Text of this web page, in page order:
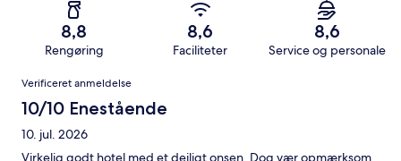
8,8
Rengøring
8,6
Faciliteter
8,6
Service og personale
Anmeldelser
Verificeret anmeldelse
10/10 Enestående
10. jul. 2026
Virkelig godt hotel med et dejligt onsen. Dog vær opmærksom